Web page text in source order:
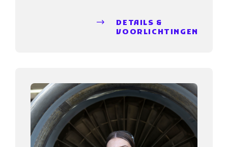
DETAILS &
VOORLICHTINGEN